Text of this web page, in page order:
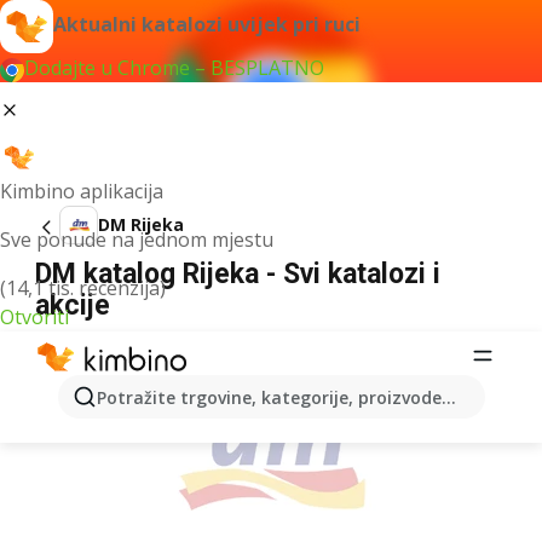
Aktualni katalozi uvijek pri ruci
Dodajte u Chrome – BESPLATNO
Kimbino aplikacija
Sve ponude na jednom mjestu
(14,1 tis. recenzija)
Otvoriti
Potražite trgovine, kategorije, proizvode...
DM Rijeka
DM katalog Rijeka - Svi katalozi i
akcije